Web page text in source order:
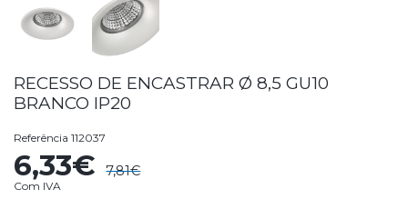
RECESSO DE ENCASTRAR Ø 8,5 GU10
BRANCO IP20
Referência 112037
6,33€ 7,81€
Com IVA